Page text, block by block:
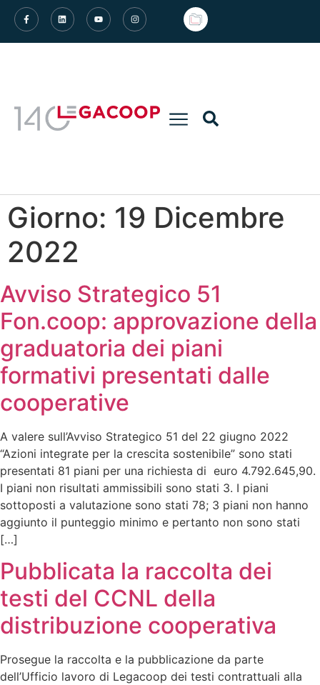
Giorno: 19 Dicembre
2022
Avviso Strategico 51
Fon.coop: approvazione della
graduatoria dei piani
formativi presentati dalle
cooperative
A valere sull’Avviso Strategico 51 del 22 giugno 2022
“Azioni integrate per la crescita sostenibile” sono stati
presentati 81 piani per una richiesta di euro 4.792.645,90.
I piani non risultati ammissibili sono stati 3. I piani
sottoposti a valutazione sono stati 78; 3 piani non hanno
aggiunto il punteggio minimo e pertanto non sono stati
[…]
Pubblicata la raccolta dei
testi del CCNL della
distribuzione cooperativa
Prosegue la raccolta e la pubblicazione da parte
dell’Ufficio lavoro di Legacoop dei testi contrattuali alla